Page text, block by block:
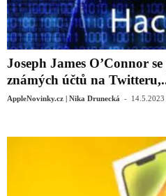
Joseph James O’Connor
známých účtů na
AppleNovinky.cz | Nika Drunecká - 14.5.2023